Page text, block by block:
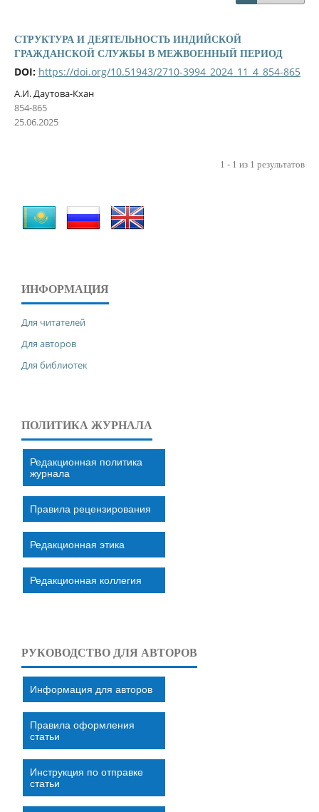
СТРУКТУРА И ДЕЯТЕЛЬНОСТЬ ИНДИЙСКОЙ
ГРАЖДАНСКОЙ СЛУЖБЫ В МЕЖВОЕННЫЙ ПЕРИОД
DOI: https://doi.org/10.51943/2710-3994_2024_11_4_854-865
А.И. Даутова-Кхан
854-865
25.06.2025
1 - 1 из 1 результатов
ИНФОРМАЦИЯ
Для читателей
Для авторов
Для библиотек
ПОЛИТИКА ЖУРНАЛА
Редакционная политика
журнала
Правила рецензирования
Редакционная этика
Редакционная коллегия
РУКОВОДСТВО ДЛЯ АВТОРОВ
Информация для авторов
Правила оформления
статьи
Инструкция по отправке
статьи